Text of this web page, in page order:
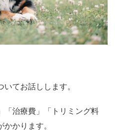
てお話しします。
「治療費」「トリミング料
かります。